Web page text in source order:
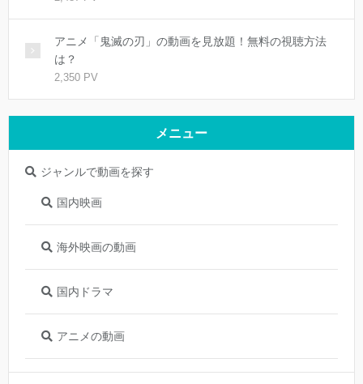
アニメ「鬼滅の刃」の動画を見放題！無料の視聴方法
は？
2,350 PV
メニュー
ジャンルで動画を探す
国内映画
海外映画の動画
国内ドラマ
アニメの動画